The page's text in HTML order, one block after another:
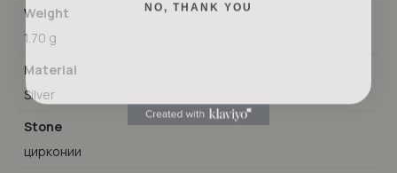
Weight
1.70 g
Material
Silver
Stone
цирконии